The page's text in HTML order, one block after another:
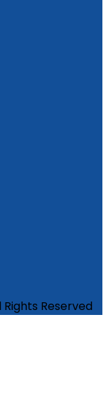
Reserved